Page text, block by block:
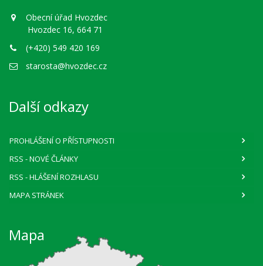
Obecní úřad Hvozdec
Hvozdec 16, 664 71
(+420) 549 420 169
starosta@hvozdec.cz
Další odkazy
PROHLÁŠENÍ O PŘÍSTUPNOSTI
RSS - NOVÉ ČLÁNKY
RSS - HLÁŠENÍ ROZHLASU
MAPA STRÁNEK
Mapa